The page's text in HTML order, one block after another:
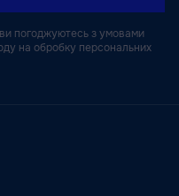
погоджуютесь з умовами
на обробку персональних